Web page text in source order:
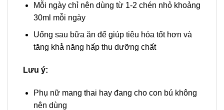
Mỗi ngày chỉ nên dùng từ 1-2 chén nhỏ khoảng
30ml mỗi ngày
Uống sau bữa ăn để giúp tiêu hóa tốt hơn và
tăng khả năng hấp thu dưỡng chất
Lưu ý:
Phụ nữ mang thai hay đang cho con bú không
nên dùng